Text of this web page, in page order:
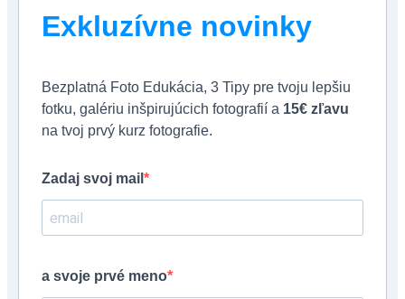
Exkluzívne novinky
Bezplatná Foto Edukácia, 3 Tipy pre tvoju lepšiu
fotku, galériu inšpirujúcich fotografií a 15€ zľavu
na tvoj prvý kurz fotografie.
Zadaj svoj mail
a svoje prvé meno